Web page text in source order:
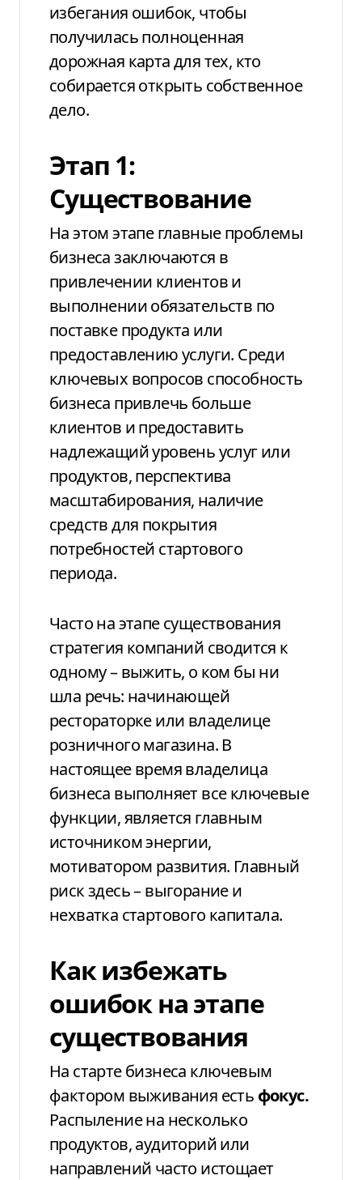
избегания ошибок, чтобы
получилась полноценная
дорожная карта для тех, кто
собирается открыть собственное
дело.
Этап 1:
Существование
На этом этапе главные проблемы
бизнеса заключаются в
привлечении клиентов и
выполнении обязательств по
поставке продукта или
предоставлению услуги. Среди
ключевых вопросов способность
бизнеса привлечь больше
клиентов и предоставить
надлежащий уровень услуг или
продуктов, перспектива
масштабирования, наличие
средств для покрытия
потребностей стартового
периода.
Часто на этапе существования
стратегия компаний сводится к
одному – выжить, о ком бы ни
шла речь: начинающей
рестораторке или владелице
розничного магазина. В
настоящее время владелица
бизнеса выполняет все ключевые
функции, является главным
источником энергии,
мотиватором развития. Главный
риск здесь – выгорание и
нехватка стартового капитала.
Как избежать
ошибок на этапе
существования
На старте бизнеса ключевым
фактором выживания есть фокус.
Распыление на несколько
продуктов, аудиторий или
направлений часто истощает